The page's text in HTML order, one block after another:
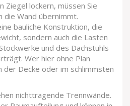
Ziegel lockern, müssen Sie
die Wand übernimmt.
bauliche Konstruktion, die
sondern auch die Lasten
und des Dachstuhls
. Wer hier ohne Plan
der Decke oder im schlimmsten
nichttragende Trennwände.